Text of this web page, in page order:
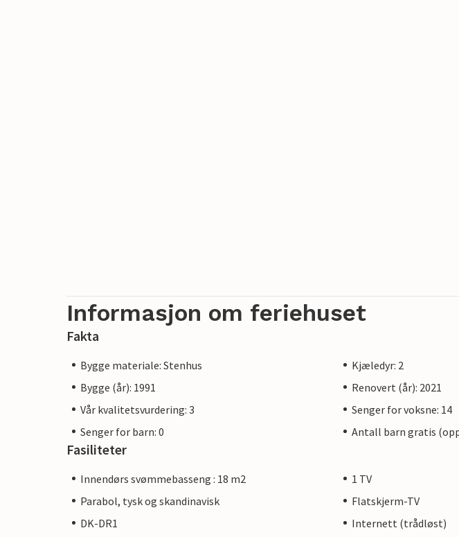
Informasjon om feriehuset
Fakta
Bygge materiale: Stenhus
Kjæledyr: 2
Bygge (år): 1991
Renovert (år): 2021
Vår kvalitetsvurdering: 3
Senger for voksne: 14
Senger for barn: 0
Antall barn gratis
Fasiliteter
Innendørs svømmebasseng : 18 m2
1 TV
Parabol, tysk og skandinavisk
Flatskjerm-TV
DK-DR1
Internett (trådløst)